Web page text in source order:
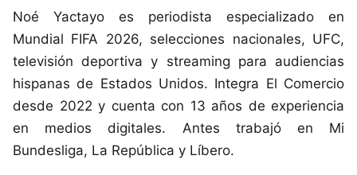
Noé Yactayo es periodista especializado en
Mundial FIFA 2026, selecciones nacionales, UFC,
televisión deportiva y streaming para audiencias
hispanas de Estados Unidos. Integra El Comercio
desde 2022 y cuenta con 13 años de experiencia
en medios digitales. Antes trabajó en Mi
Bundesliga, La República y Líbero.